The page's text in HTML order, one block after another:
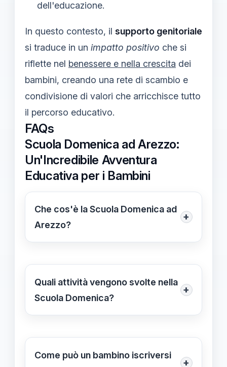
dell'educazione.
In questo contesto, il supporto genitoriale
si traduce in un impatto positivo che si
riflette nel benessere e nella crescita dei
bambini, creando una rete di scambio e
condivisione di valori che arricchisce tutto
il percorso educativo.
FAQs
Scuola Domenica ad Arezzo:
Un'Incredibile Avventura
Educativa per i Bambini
Che cos'è la Scuola Domenica ad
Arezzo?
+
La Scuola Domenica ad Arezzo è
bambini un'esperienza formativa e
coinvolgente, incentrata
Quali attività vengono svolte nella
Scuola Domenica?
+
Le attività includono lezioni
momenti di riflessione e discussioni
Come può un bambino iscriversi
+